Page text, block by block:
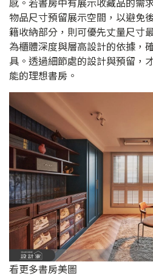
物品尺寸預留展示空間，以避免
籍收納部分，則可優先丈量尺寸
為櫃體深度與層高設計的依據，
具。透過細節處的設計與預留，
能的理想書房。
看更多書房美圖